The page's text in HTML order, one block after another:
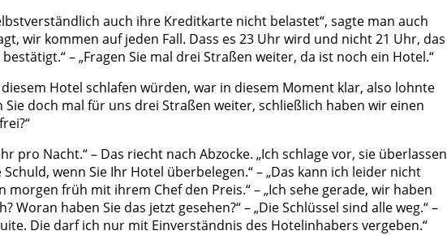
auch ihre Kreditkarte nicht belastet“, sagte man auch
wir kommen auf jeden Fall. Dass es 23 Uhr wird und nicht 21 Uhr, das
– „Fragen Sie mal drei Straßen weiter, da ist noch ein Hotel.“
Hotel schlafen würden, war in diesem Moment klar, also lohnte
Sie doch mal für uns drei Straßen weiter, schließlich haben wir einen
pro Nacht.“ – Das riecht nach Abzocke. „Ich schlage vor, sie überlassen
wenn Sie Ihr Hotel überbelegen.“ – „Das kann ich leider nicht
morgen früh mit ihrem Chef den Preis.“ – „Ich sehe gerade, wir haben
Woran haben Sie das jetzt gesehen?“ – „Die Schlüssel sind alle weg.“ –
Die darf ich nur mit Einverständnis des Hotelinhabers vergeben.“